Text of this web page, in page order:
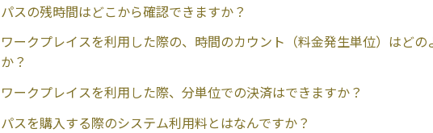
パスの残時間はどこから確認できますか？
ワークプレイスを利用した際の、時間のカウント（料金発生単位）はどの
か？
ワークプレイスを利用した際、分単位での決済はできますか？
パスを購入する際のシステム利用料とはなんですか？